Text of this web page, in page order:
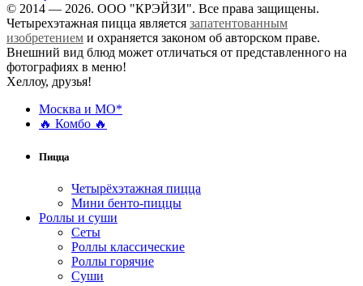
© 2014 — 2026. ООО "КРЭЙЗИ". Все права защищены.
Четырехэтажная пицца является запатентованным
изобретением и охраняется законом об авторском праве.
Внешний вид блюд может отличаться от представленного на
фотографиях в меню!
Хеллоу, друзья!
Москва и МО*
🔥 Комбо 🔥
Пицца
Четырёхэтажная пицца
Мини бенто-пиццы
Роллы и суши
Сеты
Роллы классические
Роллы горячие
Суши